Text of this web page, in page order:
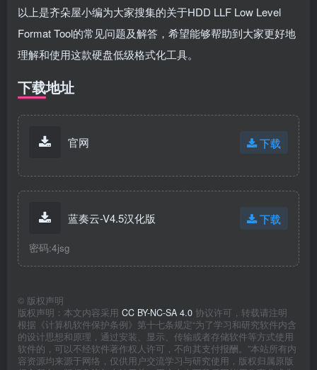
以上是齐朵屋小编为大家搜集的关于HDD LLF Low Level
Format Tool的常见问题及解答，希望能够帮助到大家更好地
理解和使用这款硬盘低级格式化工具。
下载地址
官网 下载
蓝奏云-V4.5汉化版 下载
密码:4jsg
© 版权声明
版权声明：本文内容采用 CC BY-NC-SA 4.0 协议许可，转载请注明
根据《计算机软件保护条例》第十七条规定“为了学习和研究软件内含
的设计思想和原理，通过安装、显示、传输或者存储软件等方式使用
软件的，可以不经软件著作权人许可，不向其支付报酬。”本站所有内
容资源均来源于网络，仅供用户交流学习与研究使用，版权归属原版